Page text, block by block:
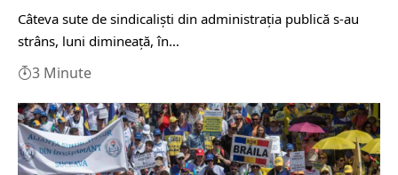
Câteva sute de sindicalişti din administraţia publică s-au
strâns, luni dimineaţă, în…
3 Minute